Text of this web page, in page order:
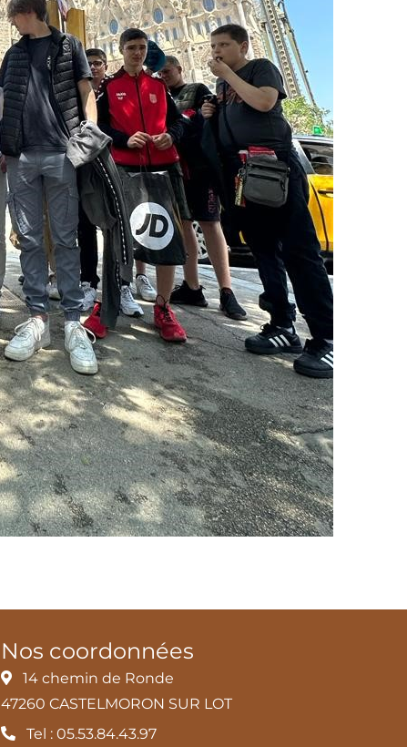
Nos coordonnées
14 chemin de Ronde
47260 CASTELMORON SUR LOT
Tel : 05.53.84.43.97